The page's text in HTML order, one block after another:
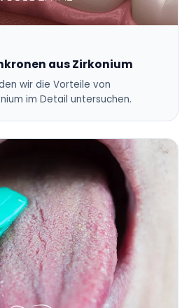
aus Zirkonium
wir die Vorteile von
im Detail untersuchen.